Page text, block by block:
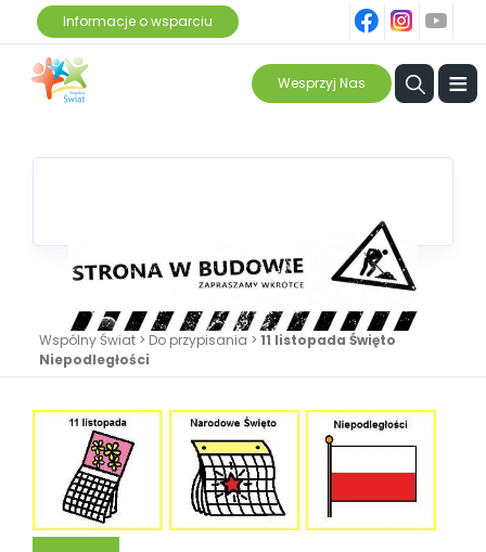
Informacje o wsparciu
ins
Wesprzyj Nas ≡
Wspólny Świat > Do przypisania > 11 listopada Święto
Niepodległości